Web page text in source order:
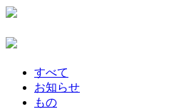
すべて
お知らせ
もの